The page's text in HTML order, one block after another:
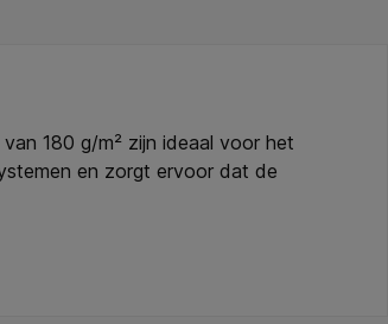
180 g/m² zijn ideaal voor het
en zorgt ervoor dat de
* Type: scheidingsstrook